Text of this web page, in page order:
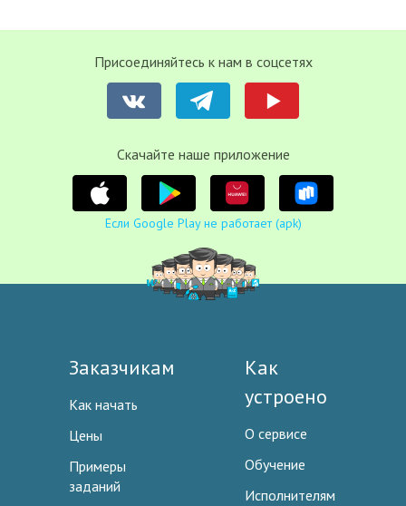
Присоединяйтесь к нам в соцсетях
Cкачайте наше приложение
Если Google Play не работает (apk)
Заказчикам
Как начать
Цены
Примеры
заданий
Как
устроено
О сервисе
Обучение
Исполнителям